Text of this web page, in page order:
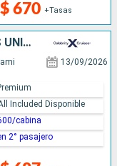
670 +Tasas
REPÚBLICA DOMINICANA, ESTADOS UNIDOS
13/09/2026
Included Disponible
cabina
2° pasajero